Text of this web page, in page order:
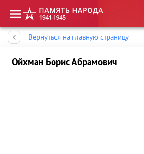
Вернуться на главную страницу
Ойхман Борис Абрамович
Память народа